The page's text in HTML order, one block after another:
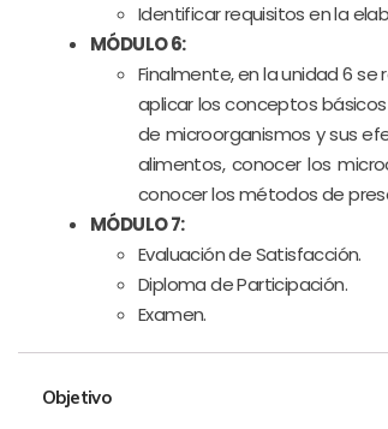
Identificar requisitos en la
MÓDULO 6:
Finalmente, en la unidad 6
aplicar los conceptos
de microorganismos y sus
alimentos, conocer los
conocer los métodos de
MÓDULO 7:
Evaluación de Satisfacción.
Diploma de Participación.
Examen.
Objetivo